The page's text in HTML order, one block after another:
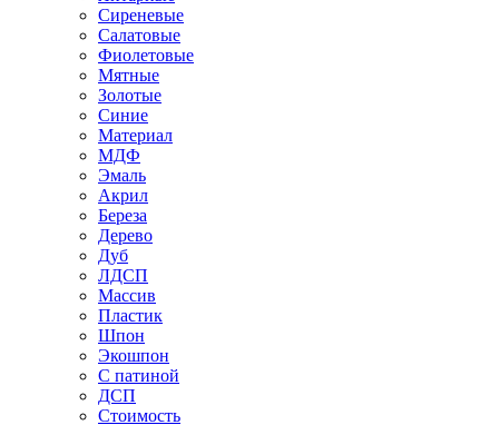
Сиреневые
Салатовые
Фиолетовые
Мятные
Золотые
Синие
Материал
МДФ
Эмаль
Акрил
Береза
Дерево
Дуб
ЛДСП
Массив
Пластик
Шпон
Экошпон
С патиной
ДСП
Стоимость